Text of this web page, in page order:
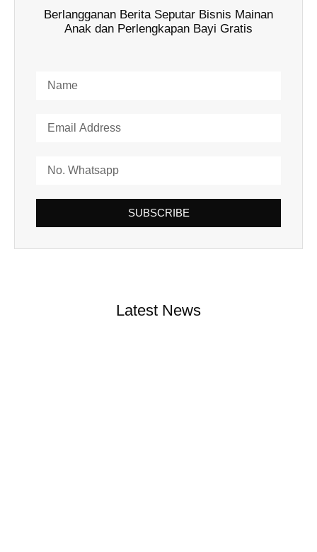
Berlangganan Berita Seputar Bisnis Mainan
Anak dan Perlengkapan Bayi Gratis
SUBSCRIBE
Latest News